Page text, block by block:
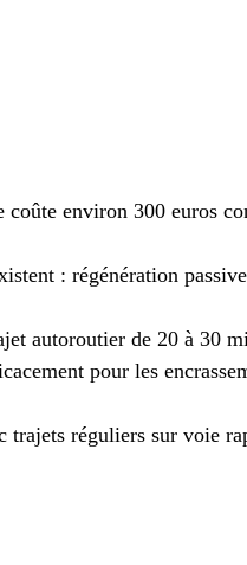
coûte environ 300 euros
: régénération
autoroutier de 20 à 30
pour les
trajets réguliers sur voie